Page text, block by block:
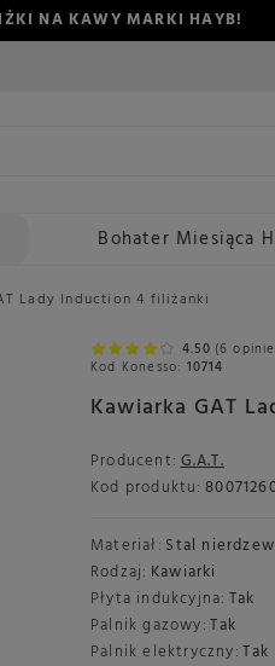
NA KAWY MARKI HAYB!
Bohater Miesiąca
Lady Induction 4 filiżanki
Kawiarka GAT
4.50 (6
Kod Konesso: 10714
Producent: G.A.T.
Kod produktu:
Materiał: Stal
Rodzaj: Kawiarki
Płyta indukcyjna: Tak
Palnik gazowy: Tak
Palnik elektryczny: Tak